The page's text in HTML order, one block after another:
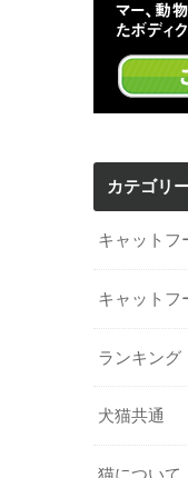
カテゴリ
キャットフ
キャットフ
ランキング
犬猫共通